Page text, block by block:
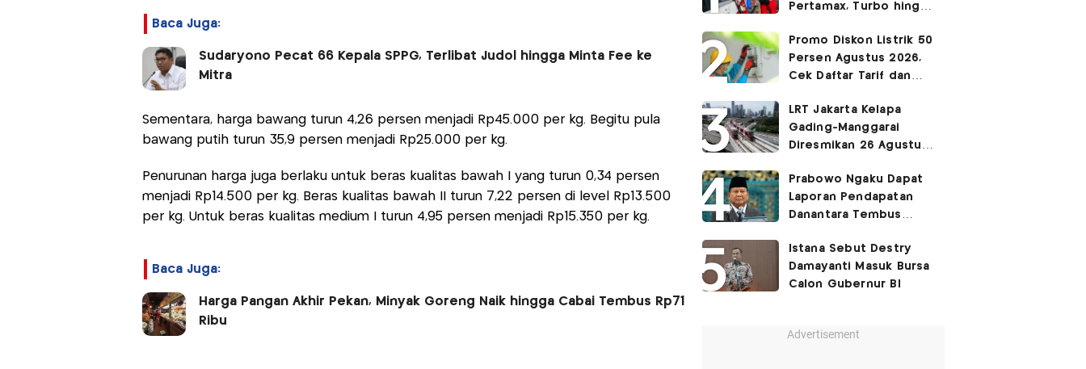
Baca Juga:
Sudaryono Pecat 66 Kepala SPPG, Terlibat Judol hingga Minta Fee ke
Mitra
Sementara, harga bawang turun 4,26 persen menjadi Rp45.000 per kg. Begitu pula
bawang putih turun 35,9 persen menjadi Rp25.000 per kg.
Penurunan harga juga berlaku untuk beras kualitas bawah I yang turun 0,34 persen
menjadi Rp14.500 per kg. Beras kualitas bawah II turun 7,22 persen di level Rp13.500
per kg. Untuk beras kualitas medium I turun 4,95 persen menjadi Rp15.350 per kg.
Baca Juga:
Harga Pangan Akhir Pekan, Minyak Goreng Naik hingga Cabai Tembus Rp71
Ribu
Pertamax, Turbo hingga
2026
Promo Diskon Listrik 50
Persen Agustus 2026,
Cek Daftar Tarif dan
LRT Jakarta Kelapa
Gading-Manggarai
Diresmikan 26 Agustus
Prabowo Ngaku Dapat
Laporan Pendapatan
Danantara Tembus
Istana Sebut Destry
Damayanti Masuk Bursa
Calon Gubernur BI
Advertisement